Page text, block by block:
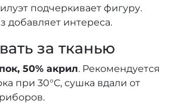
подчеркивает фигуру.
интереса.
за тканью
50% акрил. Рекомендуется
при 30°C, сушка вдали от